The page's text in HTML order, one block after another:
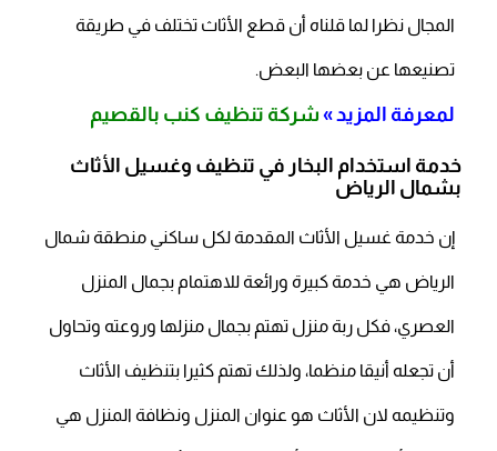
المجال نظرا لما قلناه أن قطع الأثاث تختلف في طريقة
تصنيعها عن بعضها البعض.
لمعرفة المزيد » شركة تنظيف كنب بالقصيم
خدمة استخدام البخار في تنظيف وغسيل الأثاث
بشمال الرياض
إن خدمة غسيل الأثاث المقدمة لكل ساكني منطقة شمال
الرياض هي خدمة كبيرة ورائعة للاهتمام بجمال المنزل
العصري، فكل ربة منزل تهتم بجمال منزلها وروعته وتحاول
أن تجعله أنيقا منظما، ولذلك تهتم كثيرا بتنظيف الأثاث
وتنظيمه لان الأثاث هو عنوان المنزل ونظافة المنزل هي